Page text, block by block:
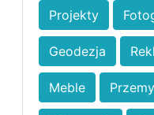
Projekty
Geodezja
Meble